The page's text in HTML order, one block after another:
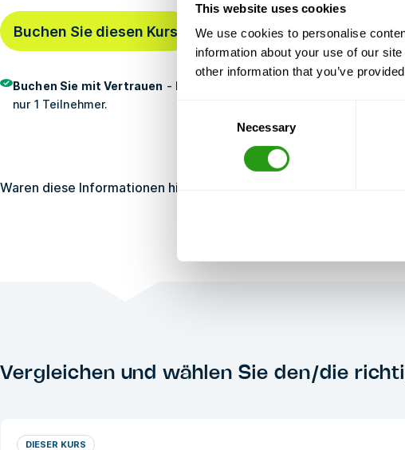
This website uses cookies
We use cookies to personalise
information about your use of our
other information that you’ve
Necessary
Buchen Sie diesen Kurs Zuletzt gebuchtvor18 min
Buchen Sie mit Vertrauen - Kostenlos Stornierung, keine
nur 1 Teilnehmer.
Waren diese Informationen hilfreich?
Vergleichen und wählen Sie den/die
DIESER KURS